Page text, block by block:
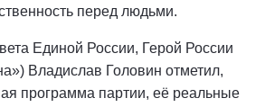
перед людьми.
Единой России, Герой России
Владислав Головин отметил,
программа партии, её реальные